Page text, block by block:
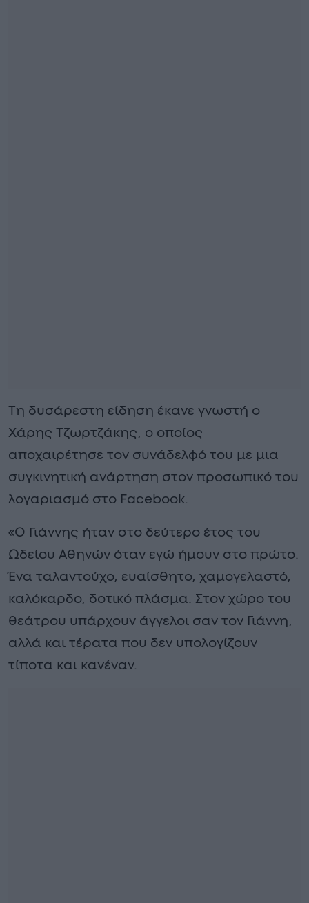
Τη δυσάρεστη είδηση έκανε γνωστή ο
Χάρης Τζωρτζάκης, ο οποίος
αποχαιρέτησε τον συνάδελφό του με μια
συγκινητική ανάρτηση στον προσωπικό του
λογαριασμό στο Facebook.
«Ο Γιάννης ήταν στο δεύτερο έτος του
Ωδείου Αθηνών όταν εγώ ήμουν στο πρώτο.
Ένα ταλαντούχο, ευαίσθητο, χαμογελαστό,
καλόκαρδο, δοτικό πλάσμα. Στον χώρο του
θεάτρου υπάρχουν άγγελοι σαν τον Γιάννη,
αλλά και τέρατα που δεν υπολογίζουν
τίποτα και κανέναν.